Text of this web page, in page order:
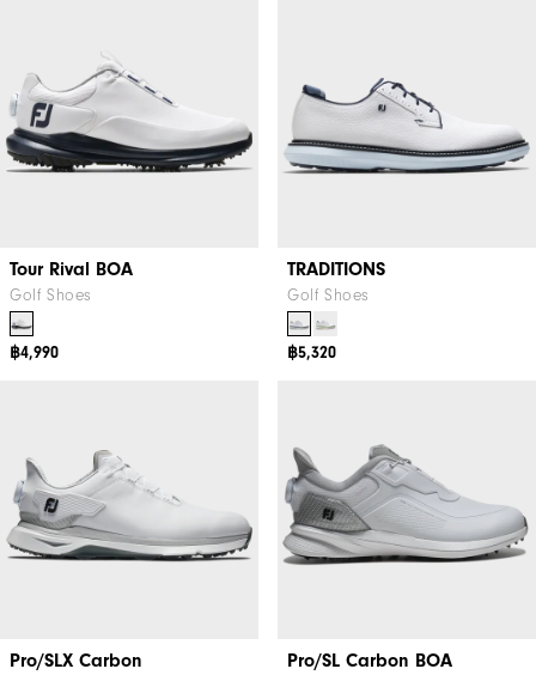
Tour Rival BOA
Golf Shoes
฿4,990
TRADITIONS
Golf Shoes
฿5,320
Pro/SLX Carbon Pro/SL Carbon BOA